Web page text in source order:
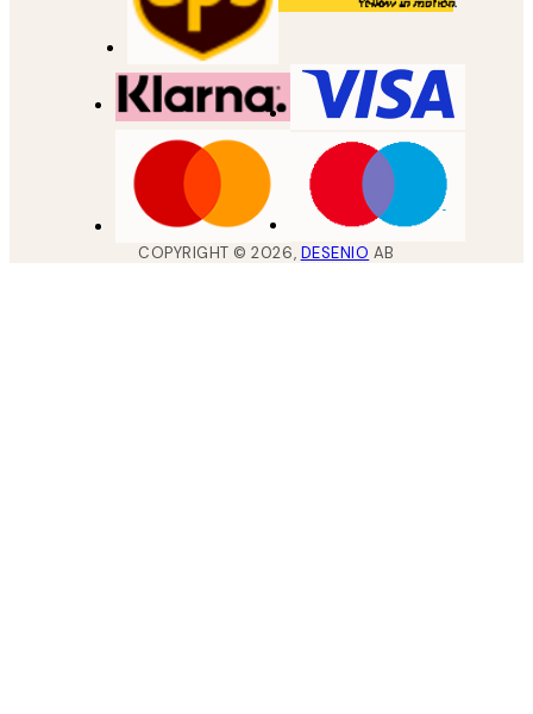
COPYRIGHT ©2026, DESENIO AB